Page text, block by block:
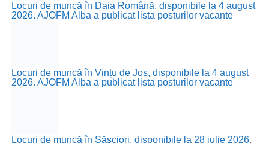
Locuri de muncă în Daia Română, disponibile la 4 august
2026. AJOFM Alba a publicat lista posturilor vacante
Locuri de muncă în Vințu de Jos, disponibile la 4 august
2026. AJOFM Alba a publicat lista posturilor vacante
Locuri de muncă în Săsciori, disponibile la 28 iulie 2026.